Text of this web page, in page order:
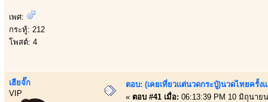
เพศ:
กระทู้: 212
โพสต์: 4
เฮียจั๊ก
VIP
ตอบ: (เคยเที่ยวเเต่นวดกระปู๋)นวดไทยครั้ง
« ตอบ #41 เมื่อ: 06:13:39 PM 10 มิถุนาย